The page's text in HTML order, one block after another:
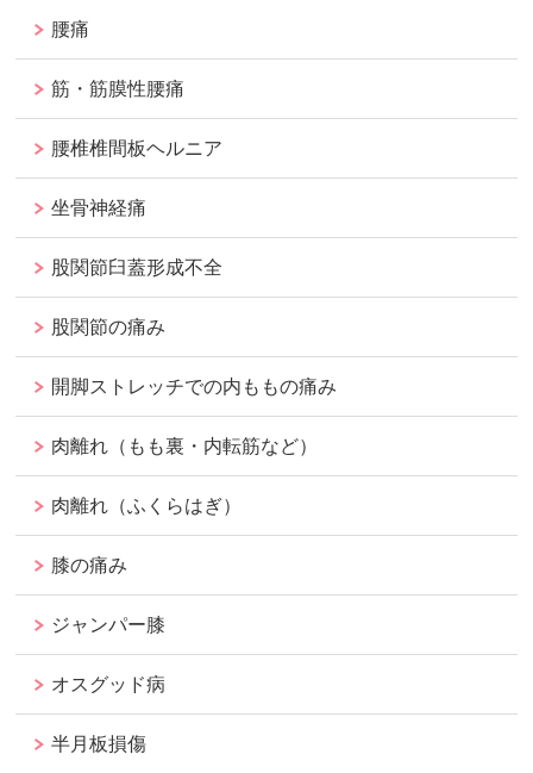
腰痛
筋・筋膜性腰痛
腰椎椎間板ヘルニア
坐骨神経痛
股関節臼蓋形成不全
股関節の痛み
開脚ストレッチでの内ももの痛み
肉離れ（もも裏・内転筋など）
肉離れ（ふくらはぎ）
膝の痛み
ジャンパー膝
オスグッド病
半月板損傷